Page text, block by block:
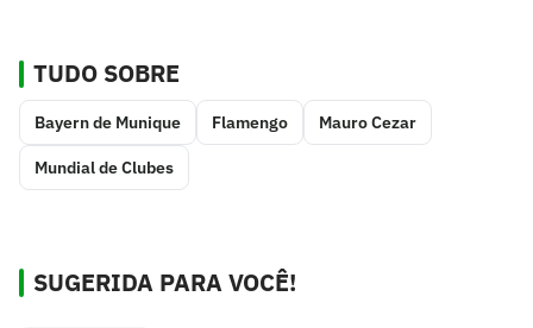
TUDO SOBRE
Bayern de Munique Flamengo Mauro Cezar
Mundial de Clubes
SUGERIDA PARA VOCÊ!